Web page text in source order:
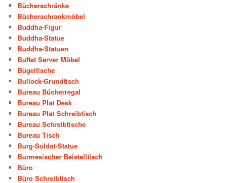
Bücherschränke
Bücherschrankmöbel
Buddha-Figur
Buddha-Statue
Buddha-Statuen
Buffet Server Möbel
Bügeltische
Bullock-Grundtisch
Bureau Bücherregal
Bureau Plat Desk
Bureau Plat Schreibtisch
Bureau Schreibtische
Bureau Tisch
Burg-Soldat-Statue
Burmesischer Beistelltisch
Büro
Büro Schreibtisch